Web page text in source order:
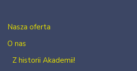
Nasza oferta
O nas
Z historii Akademii!